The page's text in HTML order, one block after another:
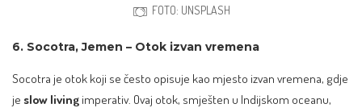
FOTO: UNSPLASH
6. Socotra, Jemen – Otok izvan vremena
Socotra je otok koji se često opisuje kao mjesto izvan vremena, gdje
je slow living imperativ. Ovaj otok, smješten u Indijskom oceanu,